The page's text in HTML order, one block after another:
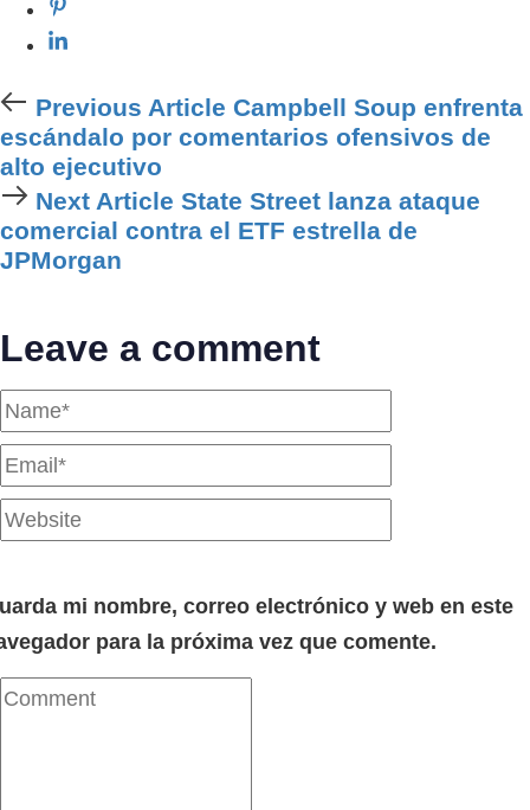
Previous Article Campbell Soup enfrenta
escándalo por comentarios ofensivos de
alto ejecutivo
Next Article State Street lanza ataque
comercial contra el ETF estrella de
JPMorgan
Leave a comment
mi nombre, correo electrónico y web en este
para la próxima vez que comente.